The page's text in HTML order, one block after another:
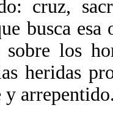
cruz,
busca
los
heridas